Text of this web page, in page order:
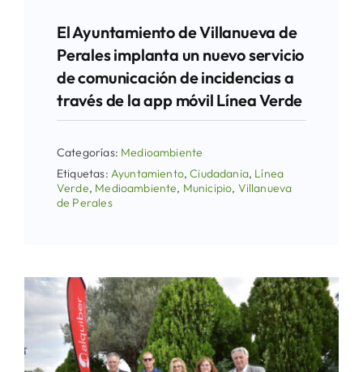
El Ayuntamiento de Villanueva de
Perales implanta un nuevo servicio
de comunicación de incidencias a
través de la app móvil Línea Verde
Categorías: Medioambiente
Etiquetas: Ayuntamiento,Ciudadania, Línea
Verde, Medioambiente, Municipio, Villanueva
de Perales